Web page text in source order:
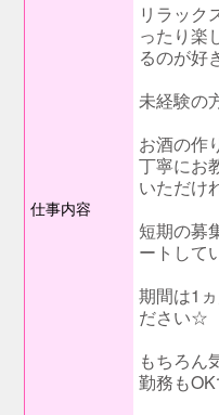
仕事内容
リラック
ったり楽
るのが好
未経験の
お酒の作
丁寧にお
いただけ
短期の募
ートして
期間は1
ださい☆
もちろん
勤務も